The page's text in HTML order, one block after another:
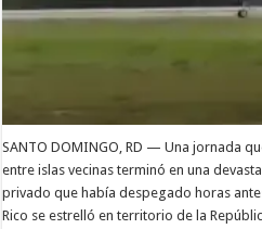
SANTO DOMINGO, RD — Una jornada
entre islas vecinas terminó en una
privado que había despegado horas
Rico se estrelló en territorio de la